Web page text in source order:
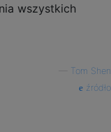
wszystkich
Tom Shen
źródło